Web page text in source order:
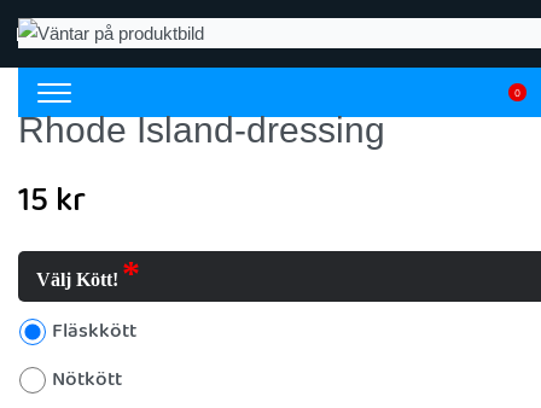
Kontakt
0
Rhode Island-dressing
15 kr
Välj Kött!
Fläskkött
Nötkött